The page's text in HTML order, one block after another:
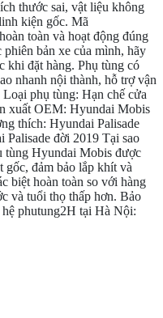
thước sai, vật liệu không
kiện gốc. Mã
toàn và hoạt động đúng
phiên bản xe của mình, hãy
khi đặt hàng. Phụ tùng có
nhanh nội thành, hỗ trợ vận
phụ tùng: Hạn chế cửa
xuất OEM: Hyundai Mobis
thích: Hyundai Palisade
đời 2019 Tại sao
tùng Hyundai Mobis được
gốc, đảm bảo lắp khít và
biệt hoàn toàn so với hàng
và tuổi thọ thấp hơn. Bảo
phutung2H tại Hà Nội: